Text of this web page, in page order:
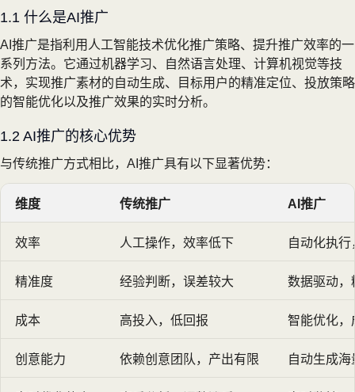
1.1 什么是AI推广
AI推广是指利用人工智能技术优化推广策略、提升推广效率的一
系列方法。它通过机器学习、自然语言处理、计算机视觉等技
术，实现推广素材的自动生成、目标用户的精准定位、投放策略
的智能优化以及推广效果的实时分析。
1.2 AI推广的核心优势
与传统推广方式相比，AI推广具有以下显著优势：
维度 传统推广 AI推广
效率 人工操作，效率低下 自动化执
精准度 经验判断，误差较大 数据驱动，
成本 高投入，低回报 智能优化，
创意能力 依赖创意团队，产出有限 自动生成